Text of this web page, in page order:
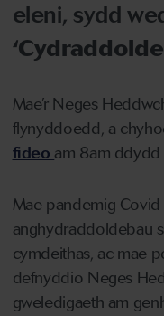
eleni, sydd
Mae’r Neges
flynyddoedd, a
fideo am 8am ddydd
Mae pandemig
anghydraddoldebau
cymdeithas, ac mae
defnyddio Neges
gweledigaeth am